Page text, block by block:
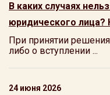
В каких случаях
юридического лица?
При принятии
либо о вступлении ...
24 июня 2026